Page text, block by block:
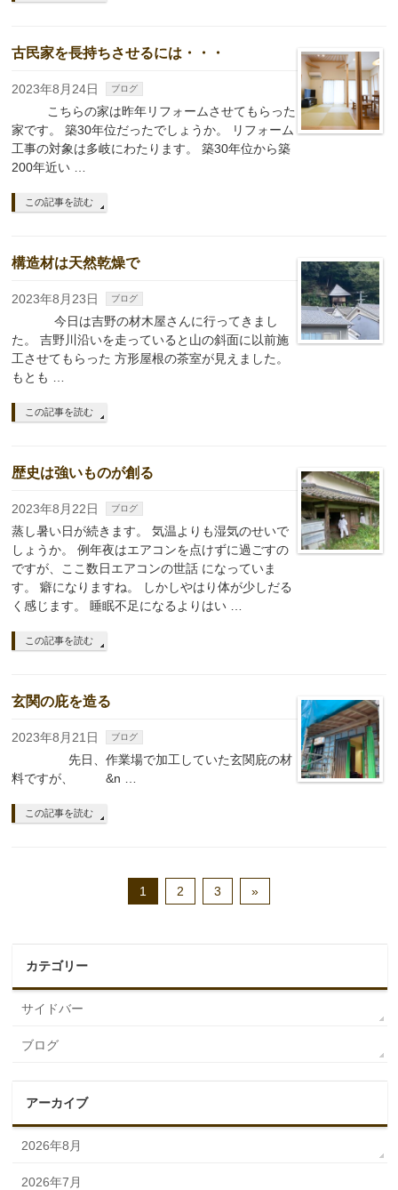
古民家を長持ちさせるには・・・
2023年8月24日 ブログ
こちらの家は昨年リフォームさせてもらった
家です。 築30年位だったでしょうか。 リフォーム
工事の対象は多岐にわたります。 築30年位から築
200年近い …
この記事を読む
構造材は天然乾燥で
2023年8月23日 ブログ
今日は吉野の材木屋さんに行ってきまし
た。 吉野川沿いを走っていると山の斜面に以前施
工させてもらった 方形屋根の茶室が見えました。
もとも …
この記事を読む
歴史は強いものが創る
2023年8月22日 ブログ
蒸し暑い日が続きます。 気温よりも湿気のせいで
しょうか。 例年夜はエアコンを点けずに過ごすの
ですが、ここ数日エアコンの世話 になっていま
す。 癖になりますね。 しかしやはり体が少しだる
く感じます。 睡眠不足になるよりはい …
この記事を読む
玄関の庇を造る
2023年8月21日 ブログ
先日、作業場で加工していた玄関庇の材
料ですが、 &n …
この記事を読む
1 2 3 »
カテゴリー
サイドバー
ブログ
アーカイブ
2026年8月
2026年7月